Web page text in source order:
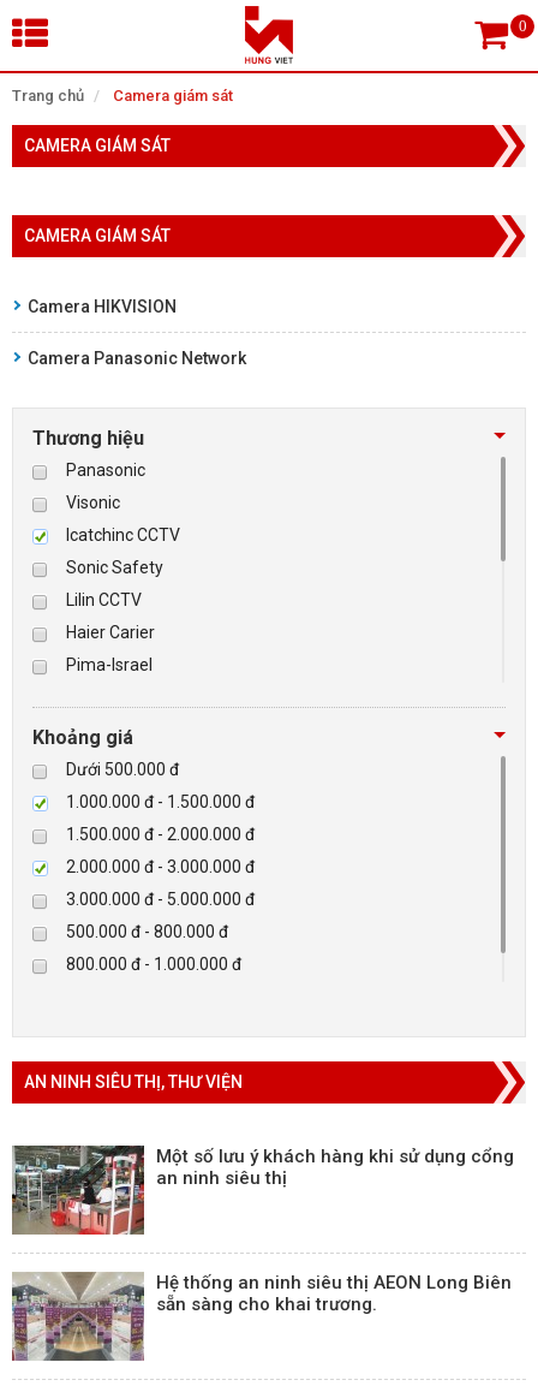
Trang chủ Camera giám sát
CAMERA GIÁM SÁT
CAMERA GIÁM SÁT
Camera HIKVISION
Camera Panasonic Network
Thương hiệu
Panasonic
Visonic
Icatchinc CCTV
Sonic Safety
Lilin CCTV
Haier Carier
Pima-Israel
Checkpoint
Paradox-Canada
D-max
HIKVISON
Eguard
Khác
Rapiscan
Khoảng giá
Dưới 500.000 đ
1.000.000 đ - 1.500.000 đ
1.500.000 đ - 2.000.000 đ
2.000.000 đ - 3.000.000 đ
3.000.000 đ - 5.000.000 đ
500.000 đ - 800.000 đ
800.000 đ - 1.000.000 đ
AN NINH SIÊU THỊ, THƯ VIỆN
Một số lưu ý khách hàng khi sử dụng cổng
an ninh siêu thị
Hệ thống an ninh siêu thị AEON Long Biên
sẵn sàng cho khai trương.
×
Tìm theo danh mục
TRANG CHỦ
CAMERA GIÁM SÁT
KIỂM SOÁT VÀO RA
BÁO ĐỘNG, BÁO CHÁY
NHÀ THÔNG MINH
LIÊN HỆ